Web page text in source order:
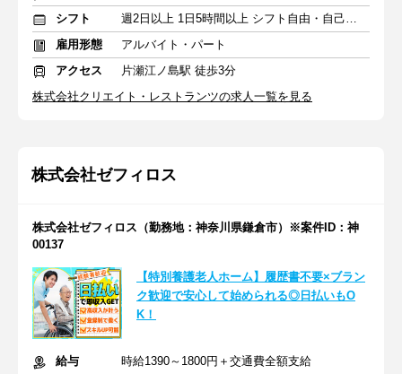
シフト
週2日以上 1日5時間以上 シフト自由・自己申告
雇用形態
アルバイト・パート
アクセス
片瀬江ノ島駅 徒歩3分
株式会社クリエイト・レストランツの求人一覧を見る
株式会社ゼフィロス
株式会社ゼフィロス（勤務地：神奈川県鎌倉市）※案件ID：神
00137
【特別養護老人ホーム】履歴書不要×ブラン
ク歓迎で安心して始められる◎日払いもO
K！
給与
時給1390～1800円＋交通費全額支給